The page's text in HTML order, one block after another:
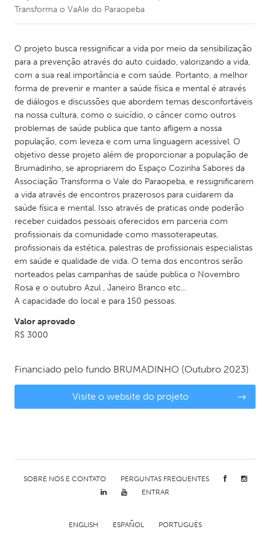
Transforma o VaAle do Paraopeba
O projeto busca ressignificar a vida por meio da sensibilização
para a prevenção através do auto cuidado, valorizando a vida,
com a sua real importância e com saúde. Portanto, a melhor
forma de prevenir e manter a saúde física e mental é através
de diálogos e discussões que abordem temas desconfortáveis
na nossa cultura, como o suicídio, o câncer como outros
problemas de saúde publica que tanto afligem a nossa
população, com leveza e com uma linguagem acessível. O
objetivo desse projeto além de proporcionar a população de
Brumadinho, se apropriarem do Espaço Cozinha Sabores da
Associação Transforma o Vale do Paraopeba, e ressignificarem
a vida através de encontros prazerosos para cuidarem da
saúde física e mental. Isso através de praticas onde poderão
receber cuidados pessoais oferecidos em parceria com
profissionais da comunidade como massoterapeutas,
profissionais da estética, palestras de profissionais especialistas
em saúde e qualidade de vida. O tema dos encontros serão
norteados pelas campanhas de saúde publica o Novembro
Rosa e o outubro Azul , Janeiro Branco etc...
A capacidade do local e para 150 pessoas.
Valor aprovado
R$ 3000
Financiado pelo fundo BRUMADINHO (Outubro 2023)
Visite o website do projeto →
SOBRE NÓS E CONTATO
PERGUNTAS FREQUENTES
ENTRAR
ENGLISH ESPAÑOL PORTUGUÊS